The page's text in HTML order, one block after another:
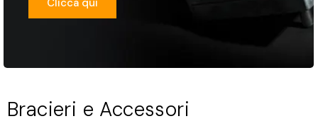
Clicca qui
Bracieri e Accessori